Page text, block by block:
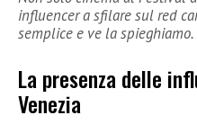
influencer a sfilare sul red
semplice e ve la spieghiamo.
La presenza delle
Venezia